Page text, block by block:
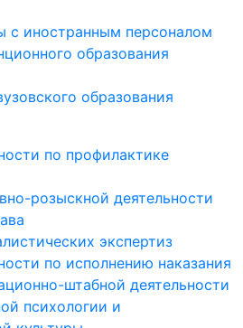
с иностранным персоналом
образования
образования
по профилактике
розыскной деятельности
экспертиз
по исполнению наказания
штабной деятельности
психологии и